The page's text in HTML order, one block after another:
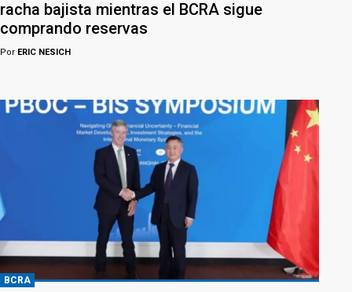
racha bajista mientras el BCRA sigue
comprando reservas
Por ERIC NESICH
BCRA